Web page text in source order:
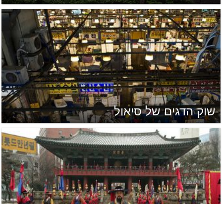
שוק הדגים של סיאול